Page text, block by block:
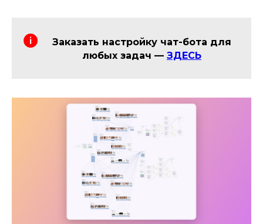
Заказать настройку чат-бота для
любых задач — ЗДЕСЬ